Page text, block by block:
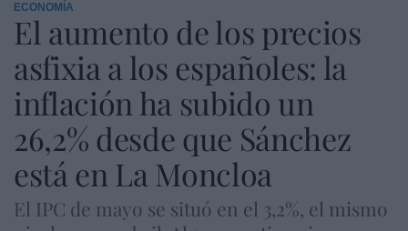
ECONOMÍA
El aumento de los precios
asfixia a los españoles: la
inflación ha subido un
26,2% desde que Sánchez
está en La Moncloa
El IPC de mayo se situó en el 3,2%, el mismo